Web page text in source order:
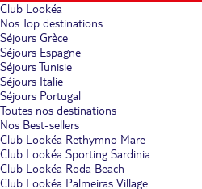
Club Lookéa
Nos Top destinations
Séjours Grèce
Séjours Espagne
Séjours Tunisie
Séjours Italie
Séjours Portugal
Toutes nos destinations
Nos Best-sellers
Club Lookéa Rethymno Mare
Club Lookéa Sporting Sardinia
Club Lookéa Roda Beach
Club Lookéa Palmeiras Village